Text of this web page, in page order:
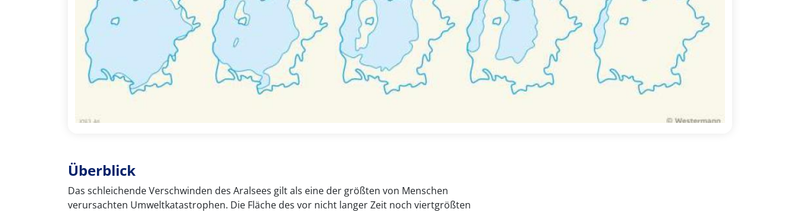
Überblick
Das schleichende Verschwinden des Aralsees gilt als eine der größten von Menschen
verursachten Umweltkatastrophen. Die Fläche des vor nicht langer Zeit noch viertgrößten